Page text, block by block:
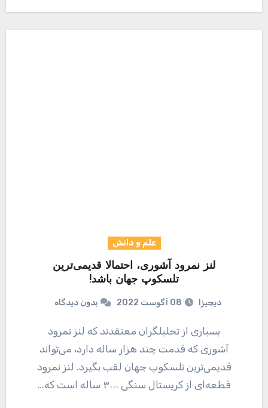
علم و دانش
لنز نمرود آشوری، احتمالا قدیمی‌ترین
تلسکوپ جهان باشد!
دیجیزا 08 آگوست 2022 بدون دیدگاه
بسیاری از تحلیلگران معتقدند که لنز نمرود
آشوری که قدمت چند هزار ساله دارد، می‌تواند
قدیمی‌ترین تلسکوپ جهان لقب بگیرد. لنز نمرود
قطعه‌ای از کریستال سنگی ۳۰۰۰ ساله است که…